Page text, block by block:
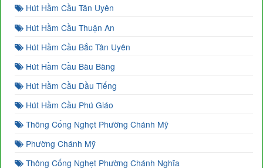
Hút Hầm Cầu Tân Uyên
Hút Hầm Cầu Thuận An
Hút Hầm Cầu Bắc Tân Uyên
Hút Hầm Cầu Bàu Bàng
Hút Hầm Cầu Dầu Tiếng
Hút Hầm Cầu Phú Giáo
Thông Cống Nghẹt Phường Chánh Mỹ
Phường Chánh Mỹ
Thông Cống Nghẹt Phường Chánh Nghĩa